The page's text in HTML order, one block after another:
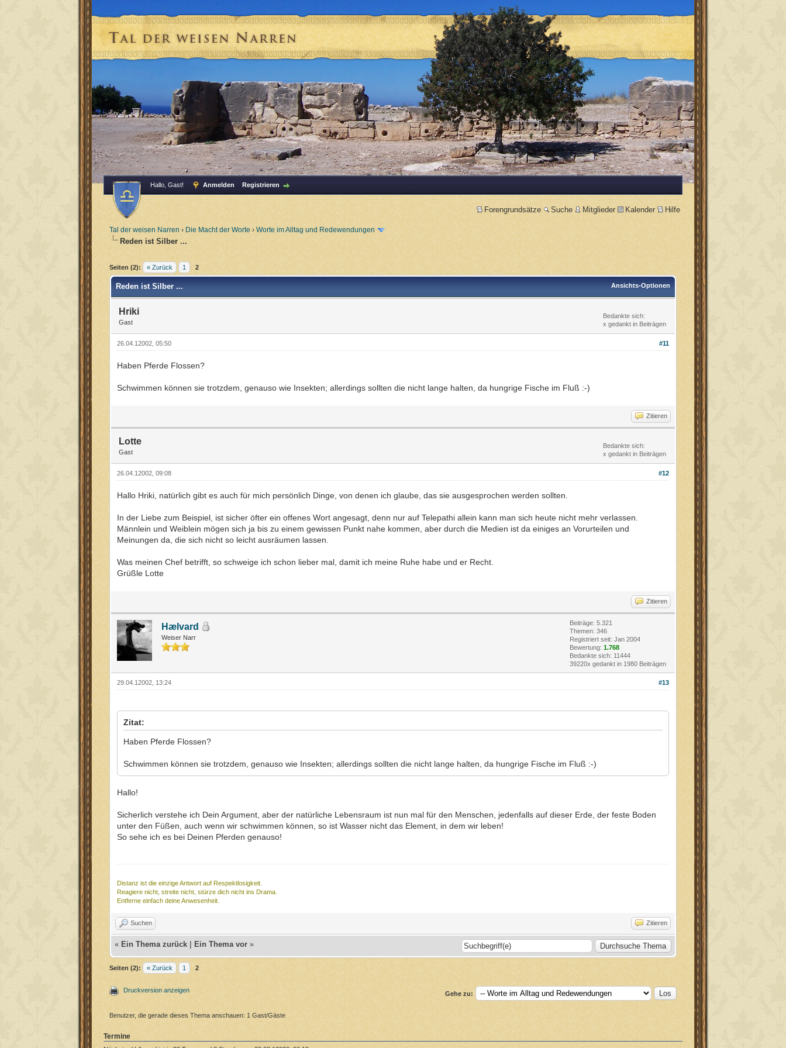
Hallo, Gast! Anmelden Registrieren
Forengrundsätze Suche Mitglieder Kalender Hilfe
Tal der weisen Narren › Die Macht der Worte › Worte im Alltag und Redewendungen
Reden ist Silber ...
Seiten (2): « Zurück 1 2
Ansichts-Optionen
Reden ist Silber ...
Hriki
Gast
Bedankte sich:
x gedankt in Beiträgen
#11
26.04.12002, 05:50
Haben Pferde Flossen?
Schwimmen können sie trotzdem, genauso wie Insekten; allerdings sollten die nicht lange halten, da hungrige Fische im Fluß :-)
Zitieren
Lotte
Gast
Bedankte sich:
x gedankt in Beiträgen
#12
26.04.12002, 09:08
Hallo Hriki, natürlich gibt es auch für mich persönlich Dinge, von denen ich glaube, das sie ausgesprochen werden sollten.
In der Liebe zum Beispiel, ist sicher öfter ein offenes Wort angesagt, denn nur auf Telepathi allein kann man sich heute nicht mehr verlassen.
Männlein und Weiblein mögen sich ja bis zu einem gewissen Punkt nahe kommen, aber durch die Medien ist da einiges an Vorurteilen und
Meinungen da, die sich nicht so leicht ausräumen lassen.
Was meinen Chef betrifft, so schweige ich schon lieber mal, damit ich meine Ruhe habe und er Recht.
Grüßle Lotte
Zitieren
Hælvard
Weiser Narr
Beiträge: 5.321
Themen: 346
Registriert seit: Jan 2004
Bewertung: 1.768
Bedankte sich: 11444
39220x gedankt in 1980 Beiträgen
#13
29.04.12002, 13:24
Zitat:
Haben Pferde Flossen?
Schwimmen können sie trotzdem, genauso wie Insekten; allerdings sollten die nicht lange halten, da hungrige Fische im Fluß :-)
Hallo!
Sicherlich verstehe ich Dein Argument, aber der natürliche Lebensraum ist nun mal für den Menschen, jedenfalls auf dieser Erde, der feste Boden
unter den Füßen, auch wenn wir schwimmen können, so ist Wasser nicht das Element, in dem wir leben!
So sehe ich es bei Deinen Pferden genauso!
Distanz ist die einzige Antwort auf Respektlosigkeit.
Reagiere nicht, streite nicht, stürze dich nicht ins Drama.
Entferne einfach deine Anwesenheit.
Suchen Zitieren
« Ein Thema zurück Ein Thema vor »
Seiten (2): « Zurück 1 2
Druckversion anzeigen Gehe zu:
Benutzer, die gerade dieses Thema anschauen: 1 Gast/Gäste
Termine